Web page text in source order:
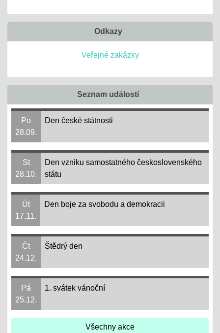
Odkazy
Veřejné zakázky
Seznam událostí
Po
28.09.
Den české státnosti
St
28.10.
Den vzniku samostatného československého
státu
Út
17.11.
Den boje za svobodu a demokracii
Čt
24.12.
Štědrý den
Pá
25.12.
1. svátek vánoční
Všechny akce